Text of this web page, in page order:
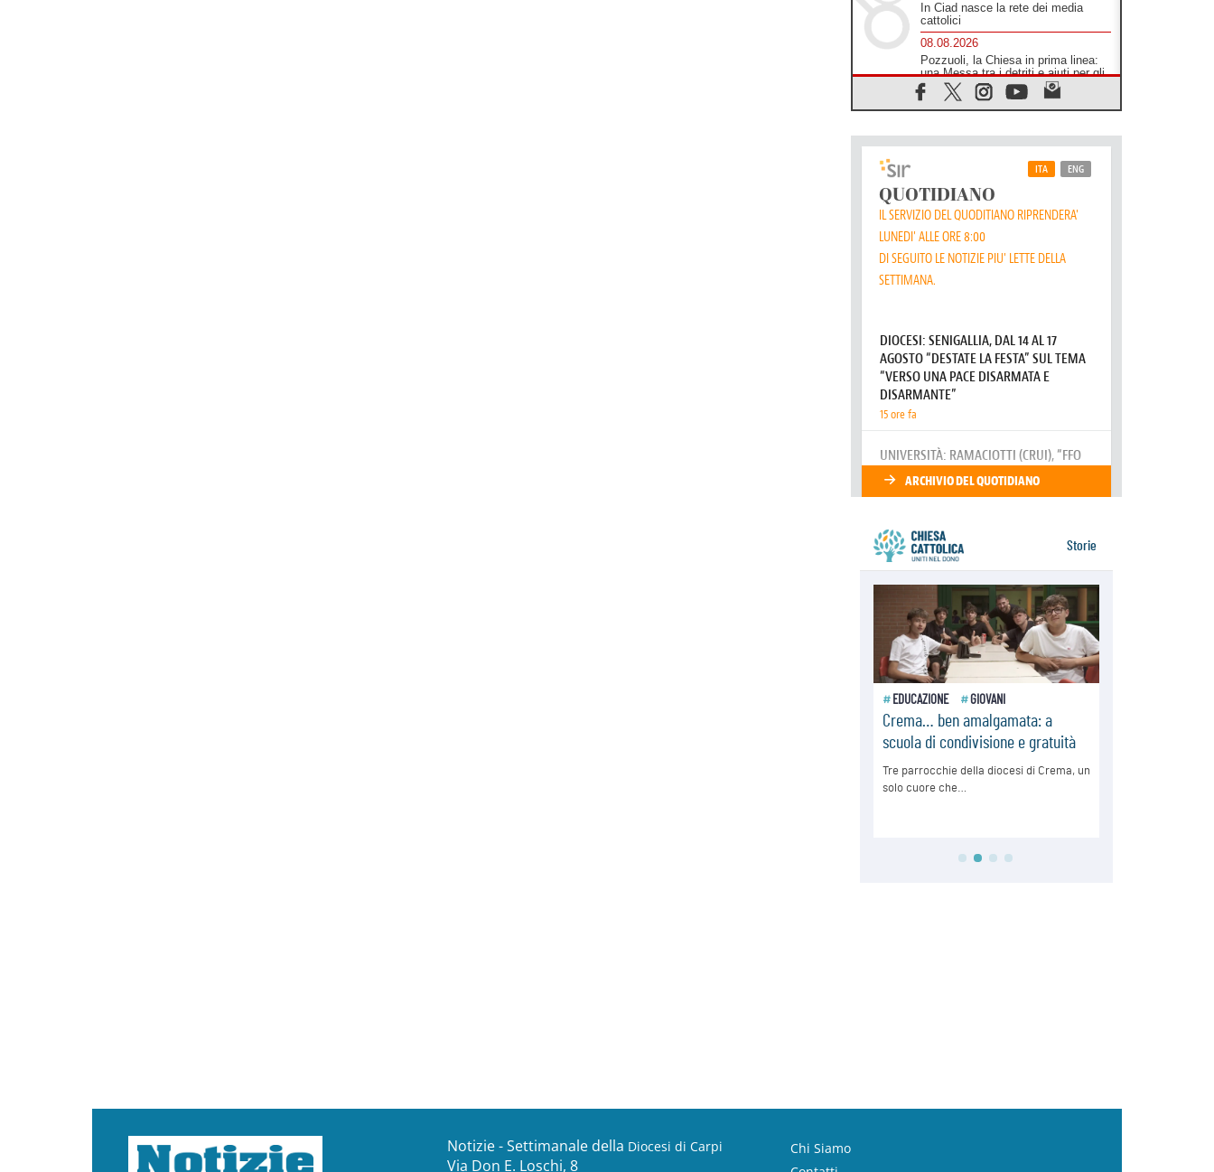
In Ciad nasce la rete dei media
cattolici
08.08.2026
Pozzuoli, la Chiesa in prima linea:
una Messa tra i detriti e aiuti per gli
sfollati
08.08.2026
Santuario della Madre del Buon
Consiglio di Genazzano
Il Papa: in Sant'Agata
contempliamo la vittoria dell'amore
sulla morte
08.08.2026
Hebdomada Papae: il Gr in latino
identifica coi senzatetto
08.08.2026
SIGNIS 2026, la comunicazione al
servizio del Vangelo
pace e dignità"
Notizie - Settimanale della Diocesi di Carpi
Via Don E. Loschi, 8
Chi Siamo